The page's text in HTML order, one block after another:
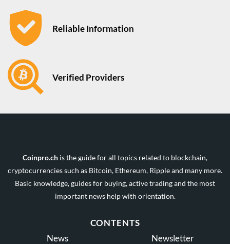
Reliable Information
Verified Providers
Coinpro.ch is the guide for all topics related to blockchain,
cryptocurrencies such as Bitcoin, Ethereum, Ripple and many more.
Basic knowledge, guides for buying, active trading and the most
important news help with orientation.
CONTENTS
News
Newsletter